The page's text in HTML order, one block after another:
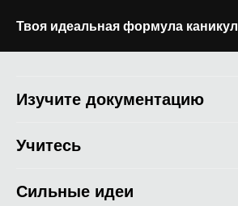
Твоя идеальная формула каникул
Изучите документацию
Учитесь
Сильные идеи